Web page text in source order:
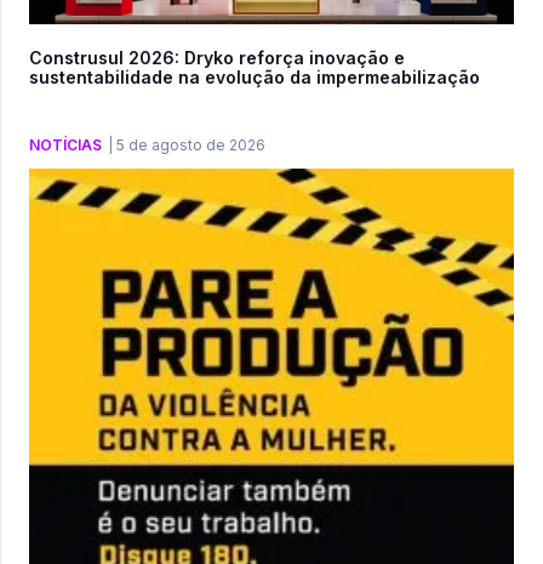
Construsul 2026: Dryko reforça inovação e
sustentabilidade na evolução da impermeabilização
NOTÍCIAS 5 de agosto de 2026